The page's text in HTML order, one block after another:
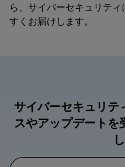
ら、サイバーセキュリテ
すくお届けします。
サイバーセキュリテ
スやアップデートを